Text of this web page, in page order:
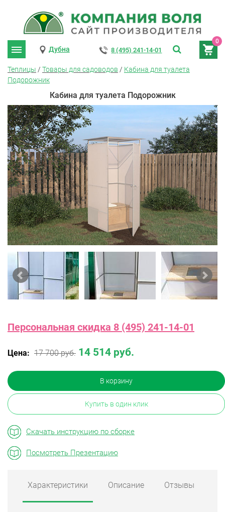
0
Дубна 8 (495) 241-14-01
Теплицы / Товары для садоводов / Кабина для туалета
Подорожник
Кабина для туалета Подорожник
Персональная скидка 8 (495) 241-14-01
Цена: 17 700 руб. 14 514 руб.
В корзину
Купить в один клик
Скачать инструкцию по сборке
Посмотреть Презентацию
Характеристики Описание Отзывы